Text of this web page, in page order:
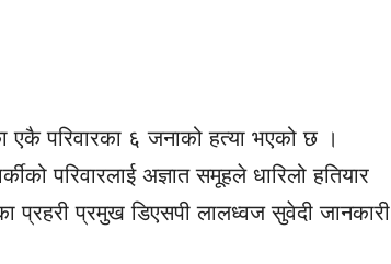
एकै परिवारका ६ जनाको हत्या भएको छ ।
परिवारलाई अज्ञात समूहले धारिलो हतियार
प्रहरी प्रमुख डिएसपी लालध्वज सुवेदी जानकारी